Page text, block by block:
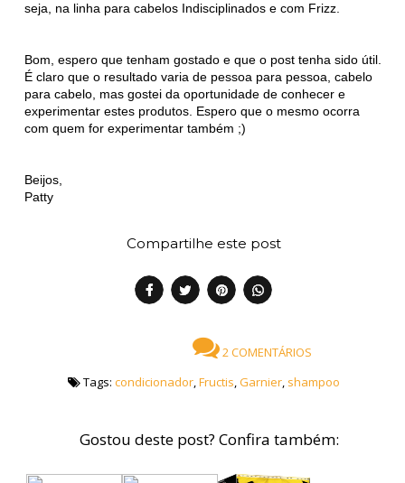
seja, na linha para cabelos Indisciplinados e com Frizz.
Bom, espero que tenham gostado e que o post tenha sido útil.
É claro que o resultado varia de pessoa para pessoa, cabelo
para cabelo, mas gostei da oportunidade de conhecer e
experimentar estes produtos. Espero que o mesmo ocorra
com quem for experimentar também ;)
Beijos,
Patty
Compartilhe este post
2 COMENTÁRIOS
Tags: condicionador,Fructis,Garnier, shampoo
Gostou deste post? Confira também: